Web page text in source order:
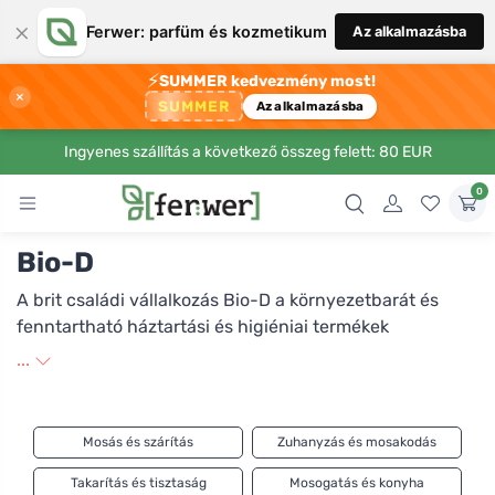
× Ferwer: parfüm és kozmetikum Az alkalmazásba
×
⚡SUMMER kedvezmény most!
SUMMER Az alkalmazásba
Ingyenes szállítás a következő összeg felett: 80 EUR
0
Bio-D
A brit családi vállalkozás Bio-D a környezetbarát és
fenntartható háztartási és higiéniai termékek
gyártásának sztárja. A márkanév az angol
vállalat növényi alapanyagokat, megújuló
erőforrásokat, valamint kiváló minőségű és biztonságos
összetevőket használ. A termékeket nem tesztelik
...
Mosás és szárítás Zuhanyzás és mosakodás
Takarítás és tisztaság Mosogatás és konyha